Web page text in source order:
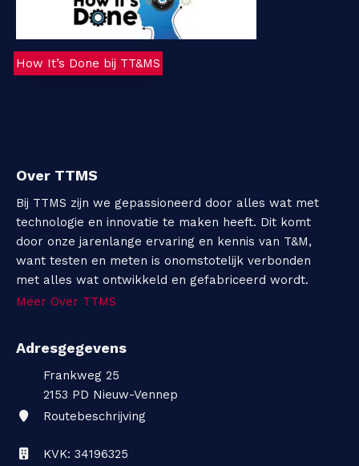
How It’s Done bij TT&MS
Over TTMS
Bij TTMS zijn we gepassioneerd door alles wat met
technologie en innovatie te maken heeft. Dit komt
door onze jarenlange ervaring en kennis van T&M,
want testen en meten is onomstotelijk verbonden
met alles wat ontwikkeld en gefabriceerd wordt.
Meer Over TTMS
Adresgegevens
Frankweg 25
2153 PD Nieuw-Vennep
Routebeschrijving
KVK: 34196325